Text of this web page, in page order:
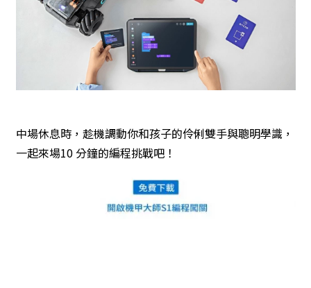
中場休息時，趁機調動你和孩子的伶俐雙手與聰明學識，
一起來場10 分鐘的編程挑戰吧！